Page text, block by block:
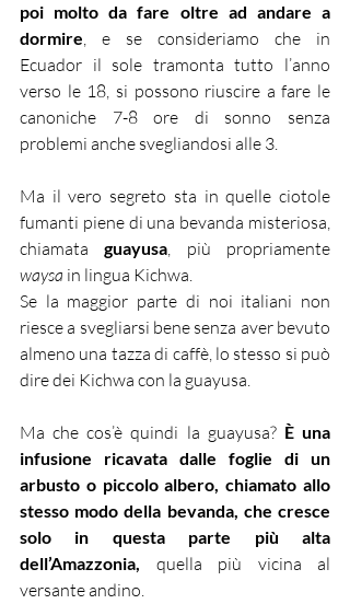
poi molto da fare oltre ad andare a
dormire, e se consideriamo che in
Ecuador il sole tramonta tutto l’anno
verso le 18, si possono riuscire a fare le
canoniche 7-8 ore di sonno senza
problemi anche svegliandosi alle 3.
Ma il vero segreto sta in quelle ciotole
fumanti piene di una bevanda misteriosa,
chiamata guayusa, più propriamente
waysa in lingua Kichwa.
Se la maggior parte di noi italiani non
riesce a svegliarsi bene senza aver bevuto
almeno una tazza di caffè, lo stesso si può
dire dei Kichwa con la guayusa.
Ma che cos’è quindi la guayusa? È una
infusione ricavata dalle foglie di un
arbusto o piccolo albero, chiamato allo
stesso modo della bevanda, che cresce
solo in questa parte più alta
dell’Amazzonia, quella più vicina al
versante andino.